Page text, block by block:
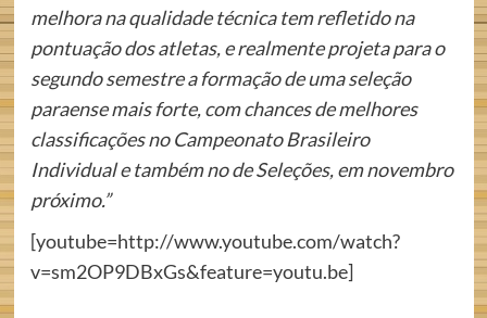
melhora na qualidade técnica tem refletido na
pontuação dos atletas, e realmente projeta para o
segundo semestre a formação de uma seleção
paraense mais forte, com chances de melhores
classificações no Campeonato Brasileiro
Individual e também no de Seleções, em novembro
próximo.”
[youtube=http://www.youtube.com/watch?
v=sm2OP9DBxGs&feature=youtu.be]